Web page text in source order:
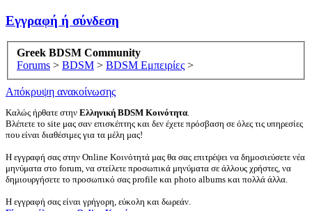
Εγγραφή ή σύνδεση
Greek BDSM Community
Forums > BDSM > BDSM Εμπειρίες >
Απόκρυψη ανακοίνωσης
Καλώς ήρθατε στην Ελληνική BDSM Κοινότητα.
Βλέπετε το site μας σαν επισκέπτης και δεν έχετε πρόσβαση σε όλες τις υπηρεσίες
που είναι διαθέσιμες για τα μέλη μας!
Η εγγραφή σας στην Online Κοινότητά μας θα σας επιτρέψει να δημοσιεύσετε νέα
μηνύματα στο forum, να στείλετε προσωπικά μηνύματα σε άλλους χρήστες, να
δημιουργήσετε το προσωπικό σας profile και photo albums και πολλά άλλα.
Η εγγραφή σας είναι γρήγορη, εύκολη και δωρεάν.